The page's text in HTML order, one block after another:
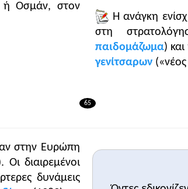
ή Οσμάν, στον
Η ανάγκη
στη
παιδομάζωμα)
γενίτσαρων(«νέος
65
στην Ευρώπη
Οι διαιρεμένοι
δυνάμεις